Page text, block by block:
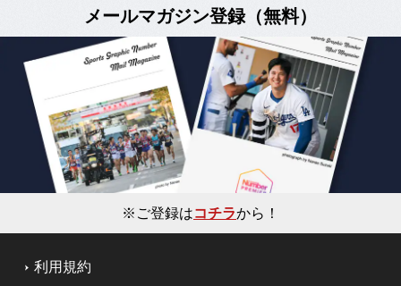
メールマガジン登録（無料）
※ご登録はコチラから！
利用規約